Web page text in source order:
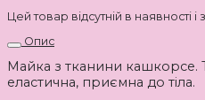
Цей товар відсутній в наявності
Опис
Майка з тканини кашкорсе.
еластична, приємна до тіла.